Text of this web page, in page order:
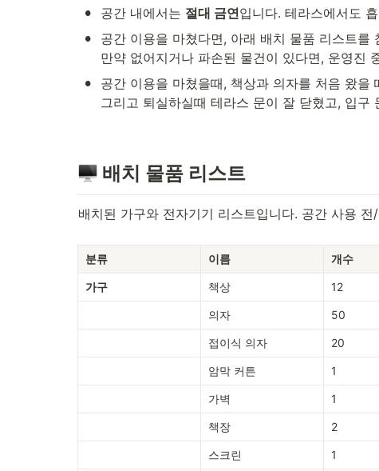
• 공간 내에서는 절대 금연입니다. 테라스에서도
•
공간 이용을 마쳤다면, 아래 배치 물품 리스트
만약 없어지거나 파손된 물건이 있다면, 운영진
•
공간 이용을 마쳤을때, 책상과 의자를 처음 왔을
그리고 퇴실하실때 테라스 문이 잘 닫혔고, 입구
배치 물품 리스트
배치된 가구와 전자기기 리스트입니다. 공간 사용
분류 이름 개수
가구 책상 12
의자 50
접이식 의자 20
암막 커튼 1
가벽 1
책장 2
스크린 1